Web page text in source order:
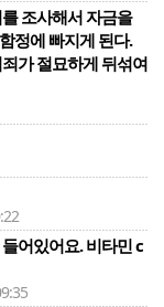
조사해서 자금을
정에 빠지게 된다.
가 절묘하게 뒤섞여
어있어요. 비타민 c